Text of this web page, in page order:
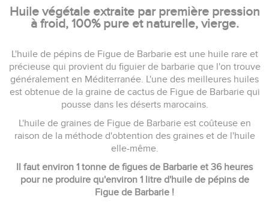
Huile végétale extraite par première pression
à froid, 100% pure et naturelle, vierge.
L'huile de pépins de Figue de Barbarie est une huile rare et
précieuse qui provient du figuier de barbarie que l'on trouve
généralement en Méditerranée. L'une des meilleures huiles
est obtenue de la graine de cactus de Figue de Barbarie qui
pousse dans les déserts marocains.
L'huile de graines de Figue de Barbarie est coûteuse en
raison de la méthode d'obtention des graines et de l'huile
elle-même.
Il faut environ 1 tonne de figues de Barbarie et 36 heures
pour ne produire qu'environ 1 litre d'huile de pépins de
Figue de Barbarie !